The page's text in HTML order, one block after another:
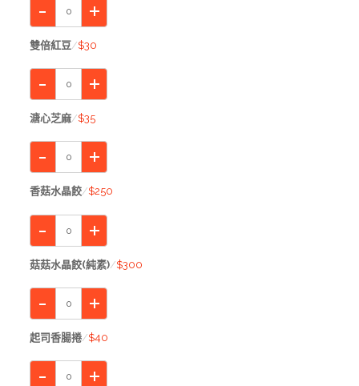
雙倍紅豆 $30
溏心芝麻 $35
香菇水晶餃 $250
菇菇水晶餃(純素) $300
起司香腸捲 $40